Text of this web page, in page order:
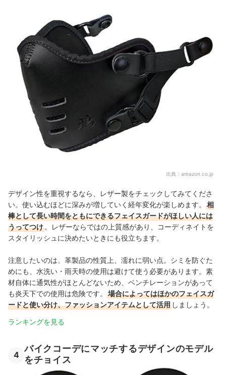
出典： amazon.co.jp
デザイン性を重視するなら、レザー製をチェックしてみてくださ
い。使い込むほどに深みが増していく経年変化が楽しめます。
相
棒として長い時間をともにできるフェイスガードがほしい人には
うってつけ。レザーならではの上質感があり、コーディネイトを
スタイリッシュに決めたいときにも役立ちます。
注意したいのは、革製品の性質上、濡れに弱い点。シミを防ぐた
めにも、水洗い・雨天時の使用は避けて使う必要があります。素
材自体に通気性がほとんどないため、ベンチレーションがあって
も炎天下での使用は危険です。
場合によってはほかのフェイスガ
ードと使い分け、ファッションアイテムとして活用 しましょう。
ランキングを見る
4
バイクコーデにマッチするデザインのモデル
をチョイス